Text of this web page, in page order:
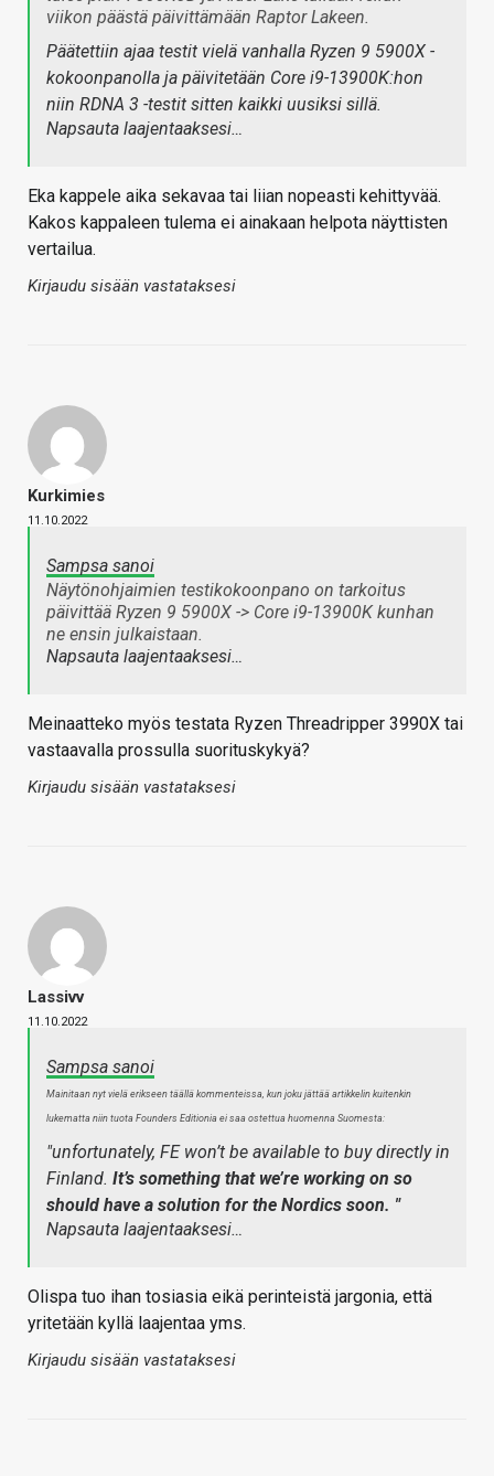
viikon päästä päivittämään Raptor Lakeen.
Päätettiin ajaa testit vielä vanhalla Ryzen 9 5900X -
kokoonpanolla ja päivitetään Core i9-13900K:hon
niin RDNA 3 -testit sitten kaikki uusiksi sillä.
Napsauta laajentaaksesi…
Eka kappele aika sekavaa tai liian nopeasti kehittyvää.
Kakos kappaleen tulema ei ainakaan helpota näyttisten
vertailua.
Kirjaudu sisään vastataksesi
Kurkimies
11.10.2022
Sampsa sanoi
Näytönohjaimien testikokoonpano on tarkoitus
päivittää Ryzen 9 5900X -> Core i9-13900K kunhan
ne ensin julkaistaan.
Napsauta laajentaaksesi…
Meinaatteko myös testata Ryzen Threadripper 3990X tai
vastaavalla prossulla suorituskykyä?
Kirjaudu sisään vastataksesi
Lassivv
11.10.2022
Sampsa sanoi
Mainitaan nyt vielä erikseen täällä kommenteissa, kun joku jättää artikkelin kuitenkin
lukematta niin tuota Founders Editionia ei saa ostettua huomenna Suomesta:
"unfortunately, FE won’t be available to buy directly in
Finland. It’s something that we’re working on so
should have a solution for the Nordics soon. "
Napsauta laajentaaksesi…
Olispa tuo ihan tosiasia eikä perinteistä jargonia, että
yritetään kyllä laajentaa yms.
Kirjaudu sisään vastataksesi